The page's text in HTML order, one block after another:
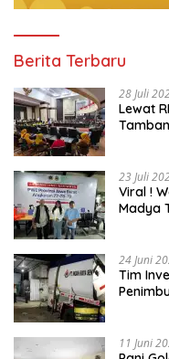
Berita Terbaru
28 Juli
Lewat
23 Juli
Viral !
Madya
24 Juni
Tim
11 Juni